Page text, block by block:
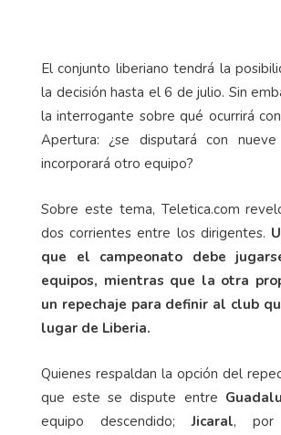
El conjunto liberiano tendrá la
la decisión hasta el 6 de julio. Sin
la interrogante sobre qué ocurrirá
Apertura: ¿se disputará con
incorporará otro equipo?
Sobre este tema, Teletica.com
dos corrientes entre los dirigentes.
que el campeonato debe
equipos, mientras que la otra
un repechaje para definir al club
lugar de Liberia.
Quienes respaldan la opción del
que este se dispute entre
equipo descendido;Jicaral, por